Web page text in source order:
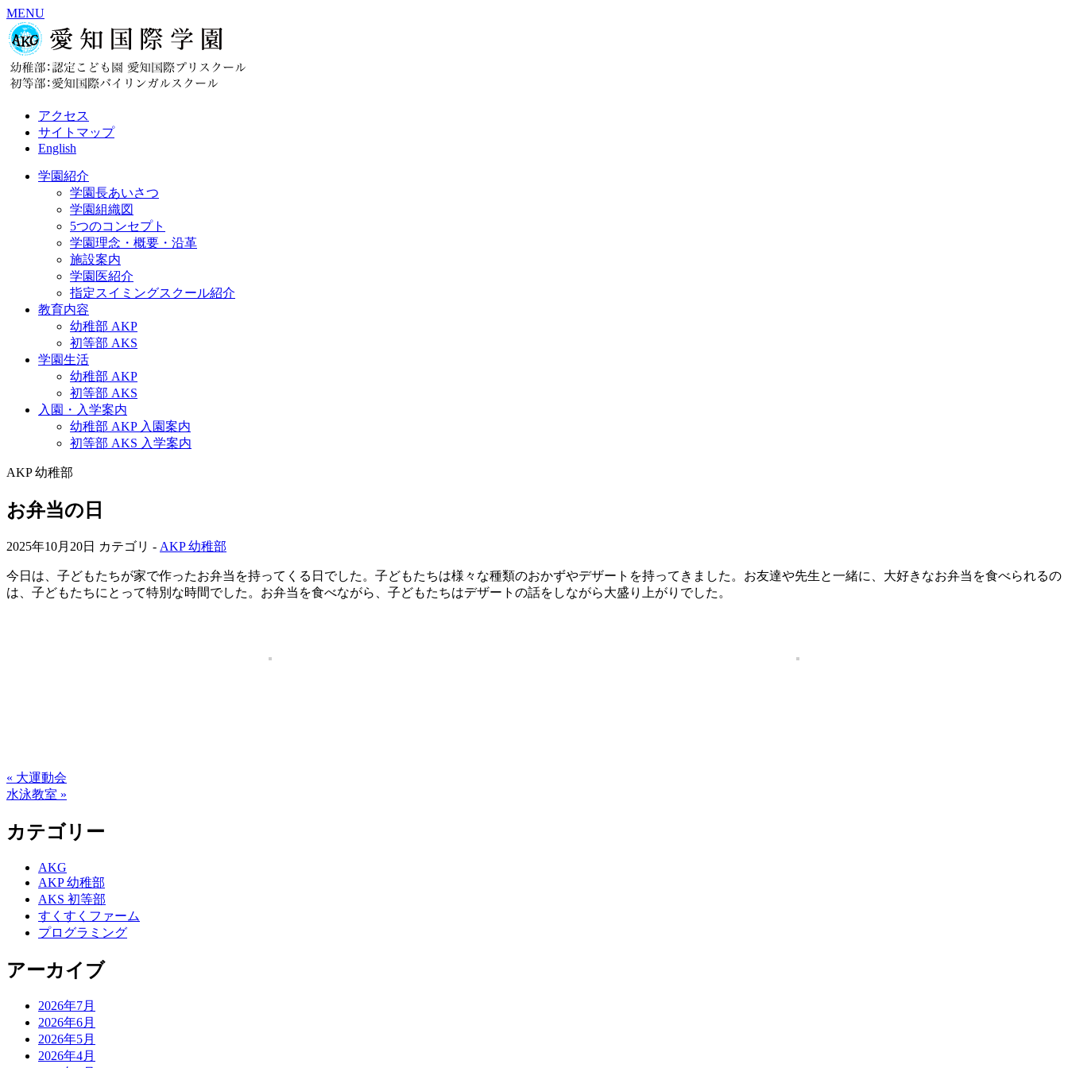
MENU
アクセス
サイトマップ
English
学園紹介
学園長あいさつ
学園組織図
5つのコンセプト
学園理念・概要・沿革
施設案内
学園医紹介
指定スイミングスクール紹介
教育内容
幼稚部 AKP
初等部 AKS
学園生活
幼稚部 AKP
初等部 AKS
入園・入学案内
幼稚部 AKP 入園案内
初等部 AKS 入学案内
AKP 幼稚部
お弁当の日
2025年10月20日 カテゴリ - AKP 幼稚部
今日は、子どもたちが家で作ったお弁当を持ってくる日でした。子どもたちは様々な種類のおかずやデザートを持ってきました。お友達や先生と一緒に、大好きなお弁当を食べられるの
は、子どもたちにとって特別な時間でした。お弁当を食べながら、子どもたちはデザートの話をしながら大盛り上がりでした。
« 大運動会
水泳教室 »
カテゴリー
AKG
AKP 幼稚部
AKS 初等部
すくすくファーム
プログラミング
アーカイブ
2026年7月
2026年6月
2026年5月
2026年4月